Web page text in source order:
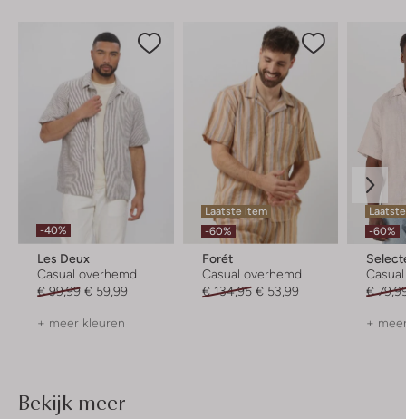
-40%
Les Deux
Casual overhemd
€ 99,99 € 59,99
+ meer kleuren
Laatste item
-60%
Forét
Casual overhemd
€ 134,95 € 53,99
-60%
€
+
Bekijk meer